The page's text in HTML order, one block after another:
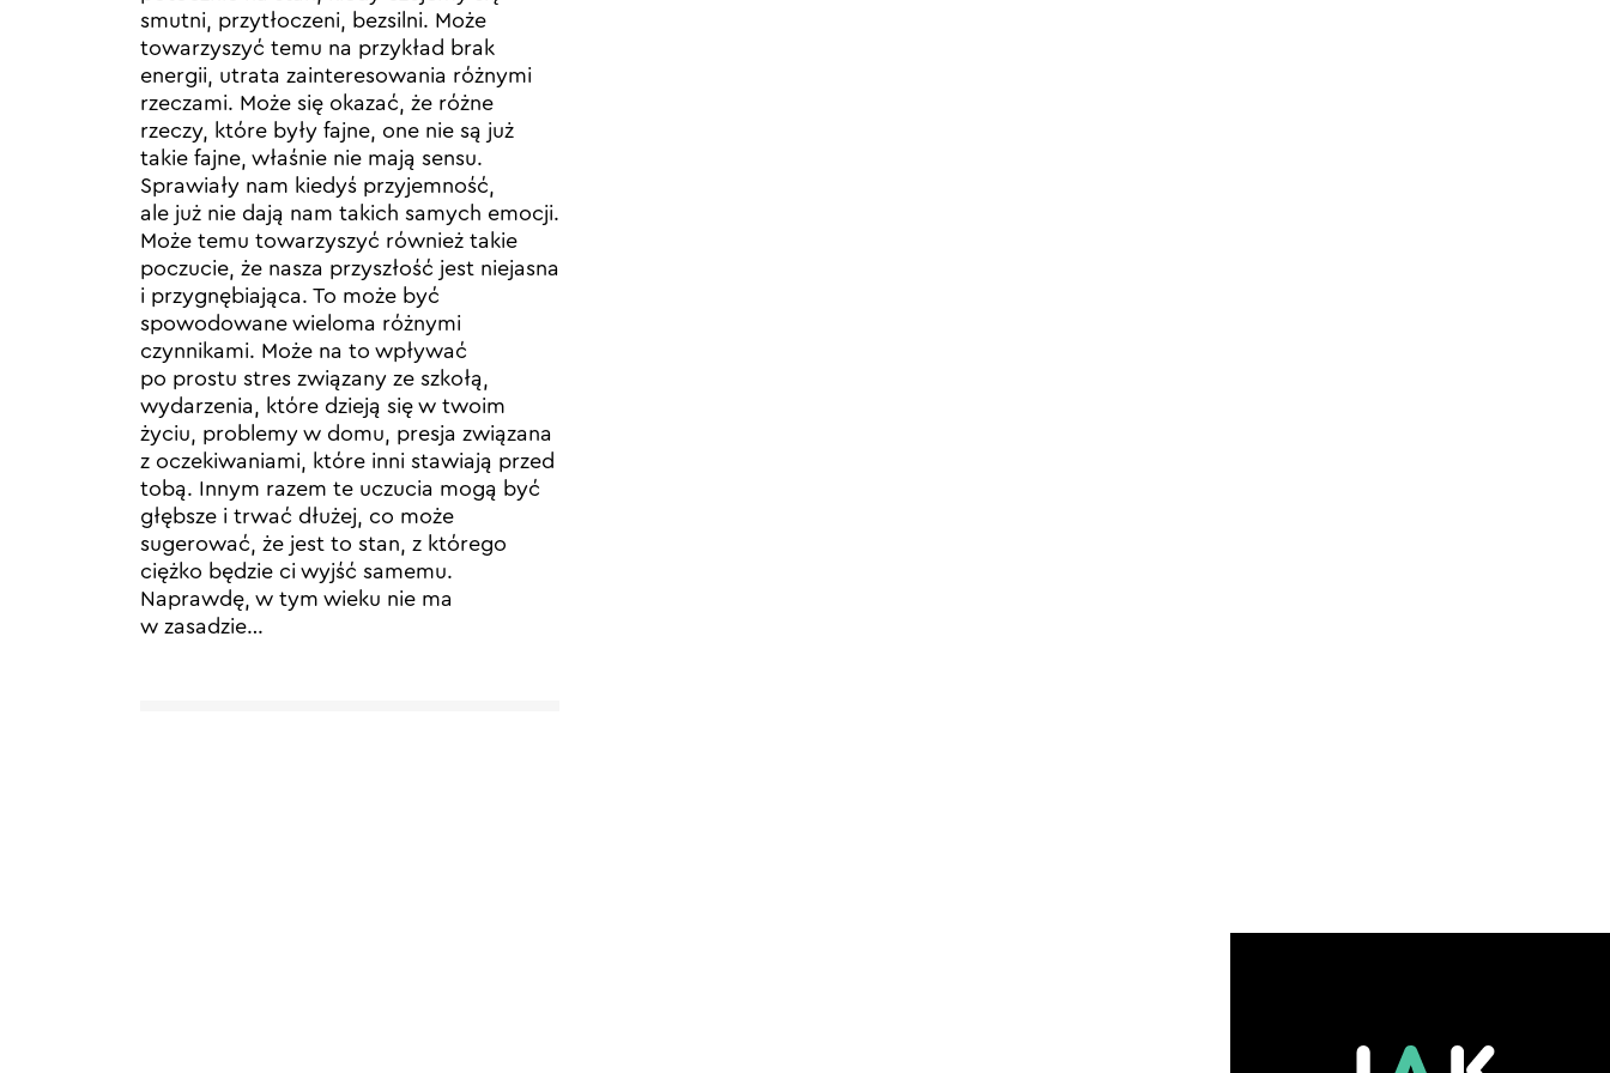
smutni, przytłoczeni, bezsilni. Może
towarzyszyć temu na przykład brak
energii, utrata zainteresowania różnymi
rzeczami. Może się okazać, że różne
rzeczy, które były fajne, one nie są już
takie fajne, właśnie nie mają sensu.
Sprawiały nam kiedyś przyjemność,
ale już nie dają nam takich samych emocji.
Może temu towarzyszyć również takie
poczucie, że nasza przyszłość jest niejasna
i przygnębiająca. To może być
spowodowane wieloma różnymi
czynnikami. Może na to wpływać
po prostu stres związany ze szkołą,
wydarzenia, które dzieją się w twoim
życiu, problemy w domu, presja związana
z oczekiwaniami, które inni stawiają przed
tobą. Innym razem te uczucia mogą być
głębsze i trwać dłużej, co może
sugerować, że jest to stan, z którego
ciężko będzie ci wyjść samemu.
Naprawdę, w tym wieku nie ma
w zasadzie…